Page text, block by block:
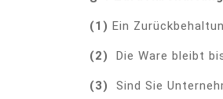
(1) Ein
(2) Die Ware bleibt
(3) Sind Sie